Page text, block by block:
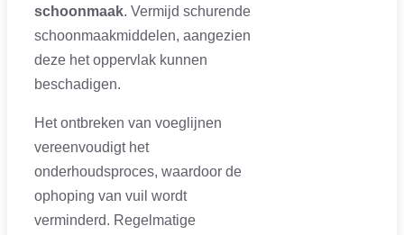
schoonmaak. Vermijd schurende
schoonmaakmiddelen, aangezien
deze het oppervlak kunnen
beschadigen.
Het ontbreken van voeglijnen
vereenvoudigt het
onderhoudsproces, waardoor de
ophoping van vuil wordt
verminderd. Regelmatige